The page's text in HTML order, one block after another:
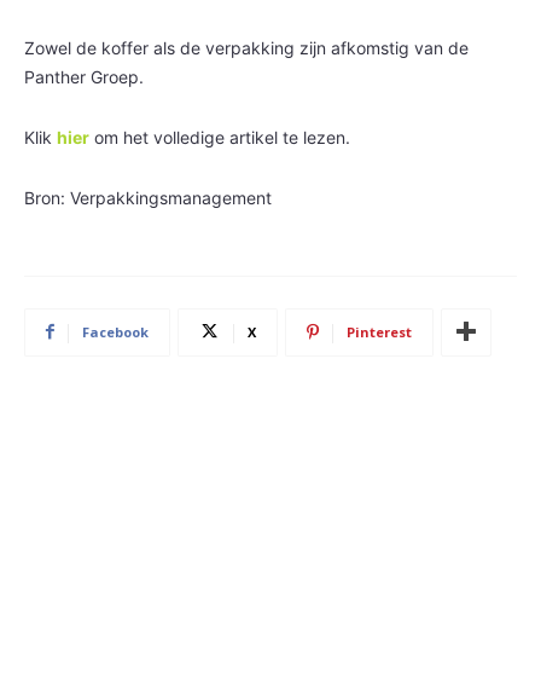
Zowel de koffer als de verpakking zijn afkomstig van de
Panther Groep.
Klik hier om het volledige artikel te lezen.
Bron: Verpakkingsmanagement
Facebook X Pinterest